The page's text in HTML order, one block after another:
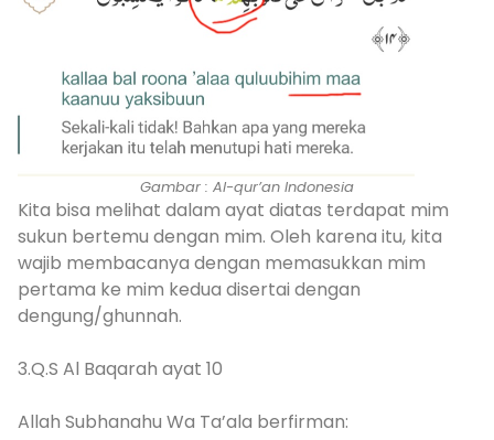
Gambar : Al-qur’an Indonesia
Kita bisa melihat dalam ayat diatas terdapat mim
sukun bertemu dengan mim. Oleh karena itu, kita
wajib membacanya dengan memasukkan mim
pertama ke mim kedua disertai dengan
dengung/ghunnah.
3.Q.S Al Baqarah ayat 10
Allah Subhanahu Wa Ta’ala berfirman: